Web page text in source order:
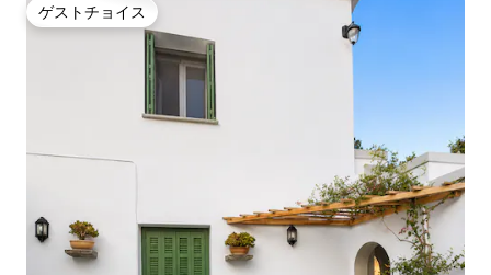
ゲストチョイス
ゲストチョイス